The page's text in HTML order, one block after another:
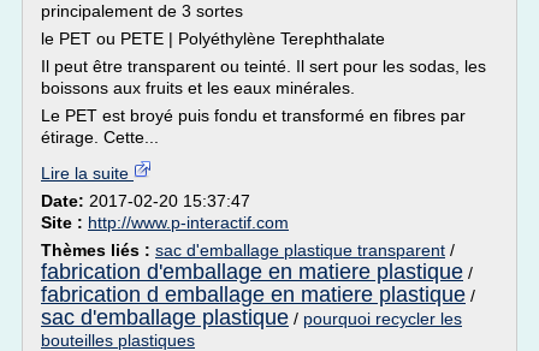
principalement de 3 sortes
le PET ou PETE | Polyéthylène Terephthalate
Il peut être transparent ou teinté. Il sert pour les sodas, les
boissons aux fruits et les eaux minérales.
Le PET est broyé puis fondu et transformé en fibres par
étirage. Cette...
Lire la suite
Date: 2017-02-20 15:37:47
Site : http://www.p-interactif.com
Thèmes liés : sac d'emballage plastique transparent /
fabrication d'emballage en matiere plastique /
fabrication d emballage en matiere plastique /
sac d'emballage plastique / pourquoi recycler les
bouteilles plastiques